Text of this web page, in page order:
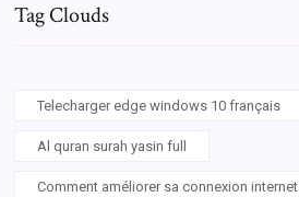
Tag Clouds
Telecharger edge windows 10 français
Al quran surah yasin full
Comment améliorer sa connexion internet